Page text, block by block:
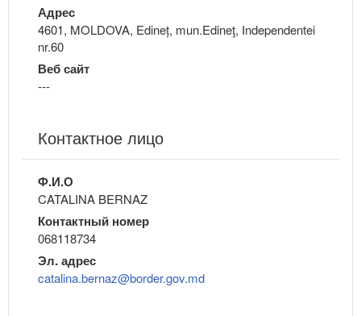
Адрес
4601, MOLDOVA, Edineț, mun.Edineţ, Independentei
nr.60
Веб сайт
---
Контактное лицо
Ф.И.О
CATALINA BERNAZ
Контактный номер
068118734
Эл. адрес
catalina.bernaz@border.gov.md